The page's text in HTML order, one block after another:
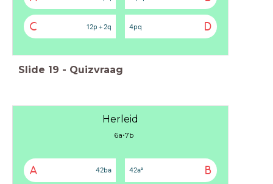
C 12p + 2q D
4pq
Slide 19 - Quizvraag
Herleid
6a⋅7b
A 42ba B
42a²